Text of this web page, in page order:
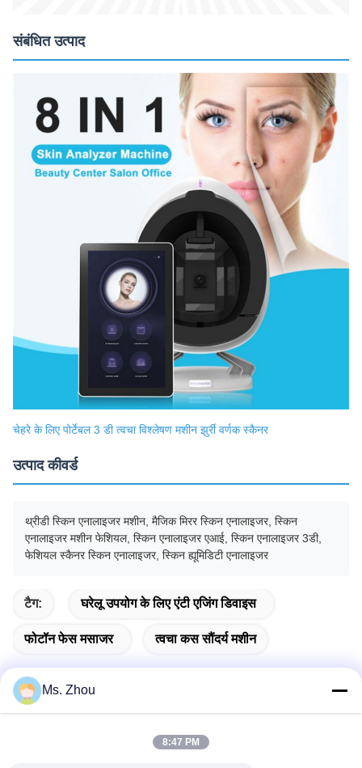
संबंधित उत्पाद
चेहरे के लिए पोर्टेबल 3 डी त्वचा विश्लेषण मशीन झुर्री वर्णक स्कैनर
उत्पाद कीवर्ड
थ्रीडी स्किन एनालाइजर मशीन, मैजिक मिरर स्किन एनालाइजर, स्किन
एनालाइजर मशीन फेशियल, स्किन एनालाइजर एआई, स्किन एनालाइजर 3डी,
फेशियल स्कैनर स्किन एनालाइजर, स्किन ह्यूमिडिटी एनालाइजर
टैग: घरेलू उपयोग के लिए एंटी एजिंग डिवाइस
फोटॉन फेस मसाजर त्वचा कस सौंदर्य मशीन
Ms. Zhou
8:47 PM